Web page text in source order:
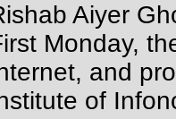
Aiyer
Monday,
and
of